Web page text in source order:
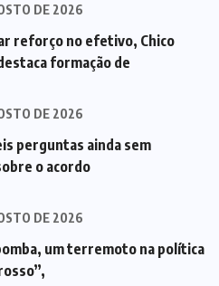
DE 2026
reforço no efetivo, Chico
formação de
DE 2026
perguntas ainda sem
o acordo
DE 2026
um terremoto na política